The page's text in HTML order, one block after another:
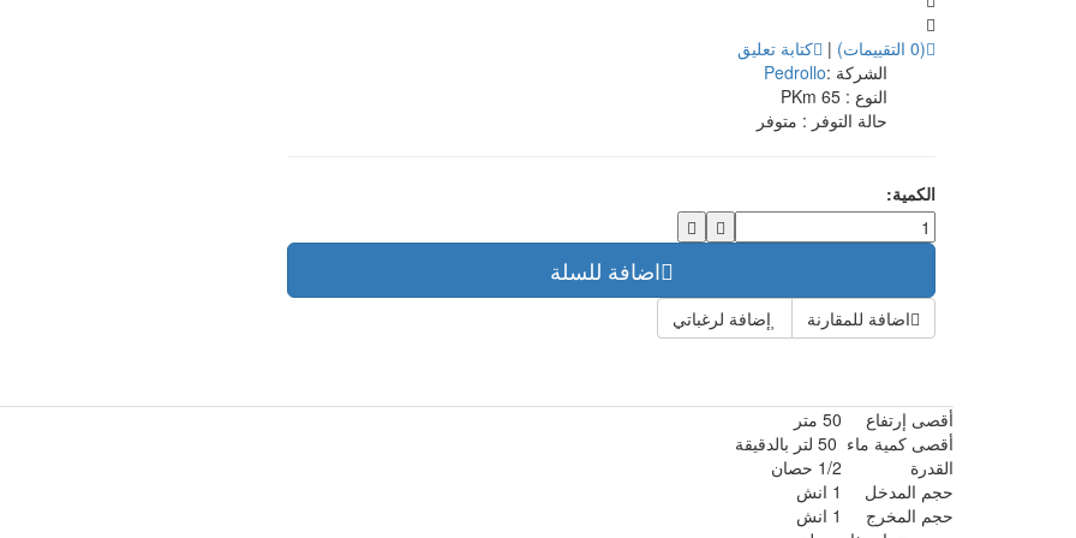
(0 التقييمات) |
كتابة تعليق
الشركة :Pedrollo
النوع :
حالة التوفر : متوفر
الكمية:
اضافة للسلة
إضافة لرغباتي اضافة للمقارنة
أقصى إرتفاع
50 متر
أقصى كمية ماء
القدرة
1/2 حصان
حجم المدخل
1 انش
حجم المخرج
1 انش